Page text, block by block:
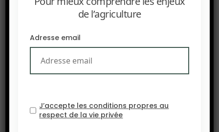
spécialiste des non-OGM et des huiles et farines
Les grands semenciers,DuPont,Pioneeret
Syngenta, sont également en passe de mettre
sur les marchés des pommes de terre, du blé, et
également d’entreprises plus petites comme
Arcadia ou la start upYield 10 Bioscience
de l’agriculture
Adresse email
J’accepte les conditions propres au
respect de la vie privée